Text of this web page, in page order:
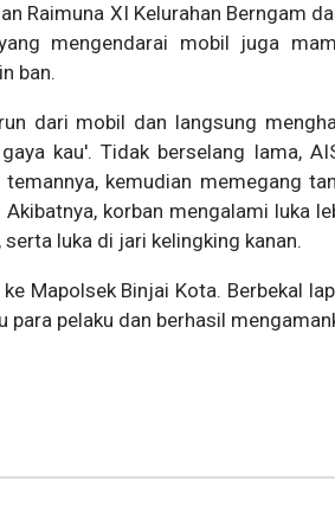
Raimuna XI Kelurahan Berngam
mengendarai mobil juga
ban.
dari mobil dan langsung
kau'. Tidak berselang lama,
kemudian memegang
korban mengalami luka
luka di jari kelingking kanan.
Mapolsek Binjai Kota. Berbekal
pelaku dan berhasil